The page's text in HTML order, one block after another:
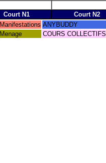
Court N1
Court N2
Manifestations ANYBUDDY
Menage COURS COLLECTIFS